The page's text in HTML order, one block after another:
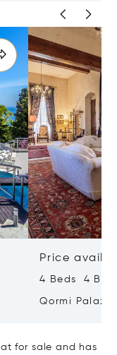
Price
4 Beds 4
Qormi
for sale and has